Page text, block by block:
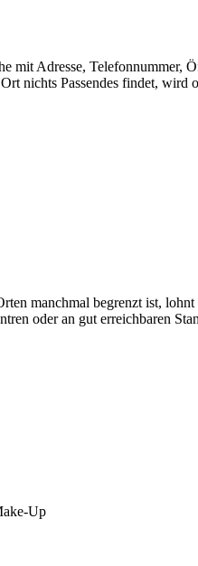
mit Adresse, Telefonnummer,
nichts Passendes findet, wird
manchmal begrenzt ist,
oder an gut erreichbaren
Up